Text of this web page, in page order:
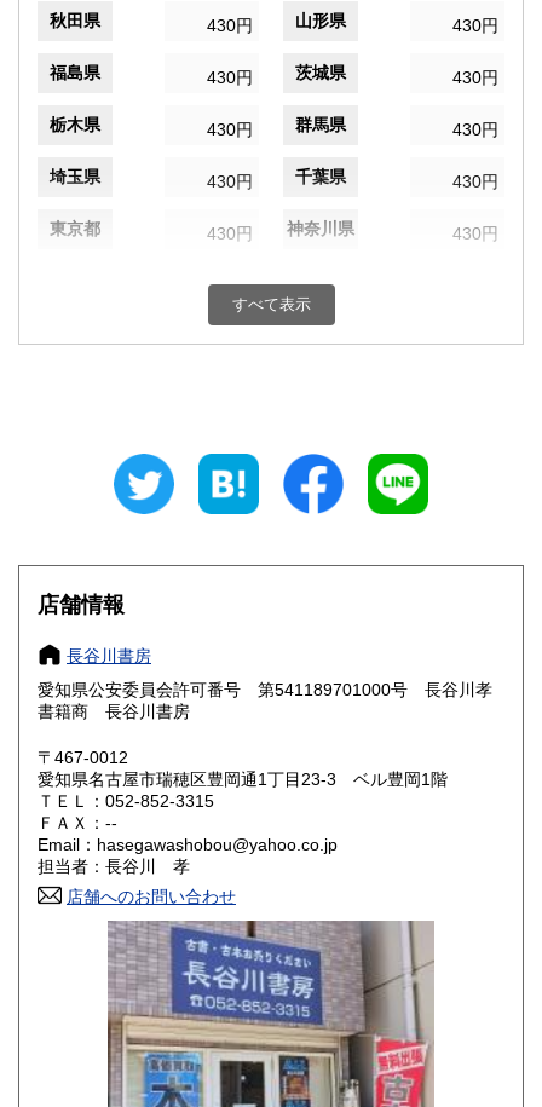
秋田県 430円 山形県 430円
福島県 430円 茨城県 430円
栃木県 430円 群馬県 430円
埼玉県 430円 千葉県 430円
東京都 430円 神奈川県 430円
430円 富山県
430円 三重県
大阪府
奈良県
鳥取県 430円 島根県 430円
岡山県
山口県 430円
香川県 430円 愛媛県
高知県 430円
430円 長崎県
430円 大分県
430円 鹿児島県
すべて表示
店舗情報
長谷川書房
愛知県公安委員会許可番号 第541189701000号 長谷川孝
書籍商 長谷川書房
〒467-0012
愛知県名古屋市瑞穂区豊岡通1丁目23-3 ベル豊岡1階
ＴＥＬ：052-852-3315
ＦＡＸ：--
Email：hasegawashobou@yahoo.co.jp
担当者：長谷川 孝
店舗へのお問い合わせ